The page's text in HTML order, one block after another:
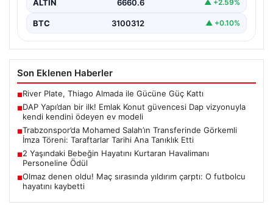
ALTIN 6660.6 ▲ +2.59%
BTC 3100312 ▲ +0.10%
Son Eklenen Haberler
■River Plate, Thiago Almada ile Gücüne Güç Kattı
■DAP Yapı’dan bir ilk! Emlak Konut güvencesi Dap vizyonuyla
kendi kendini ödeyen ev modeli
■Trabzonspor’da Mohamed Salah’ın Transferinde Görkemli
İmza Töreni: Taraftarlar Tarihi Ana Tanıklık Etti
■2 Yaşındaki Bebeğin Hayatını Kurtaran Havalimanı
Personeline Ödül
■Olmaz denen oldu! Maç sırasında yıldırım çarptı: O futbolcu
hayatını kaybetti